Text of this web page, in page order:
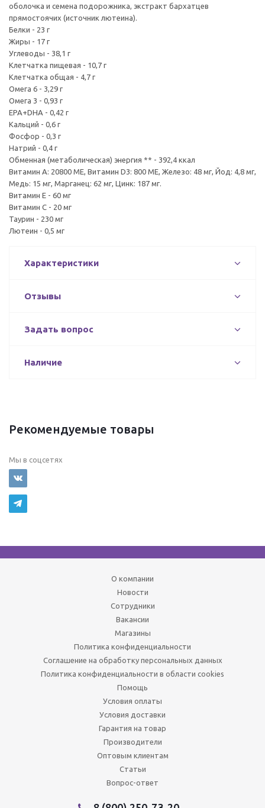
оболочка и семена подорожника, экстракт бархатцев
прямостоячих (источник лютеина).
Белки - 23 г
Жиры - 17 г
Углеводы - 38,1 г
Клетчатка пищевая - 10,7 г
Клетчатка общая - 4,7 г
Омега 6 - 3,29 г
Омега 3 - 0,93 г
EPA+DHA - 0,42 г
Кальций - 0,6 г
Фосфор - 0,3 г
Натрий - 0,4 г
Обменная (метаболическая) энергия ** - 392,4 ккал
Витамин А: 20800 МЕ, Витамин D3: 800 МЕ, Железо: 48 мг, Йод: 4,8 мг,
Медь: 15 мг, Марганец: 62 мг, Цинк: 187 мг.
Витамин Е - 60 мг
Витамин С - 20 мг
Таурин - 230 мг
Лютеин - 0,5 мг
Характеристики
Отзывы
Задать вопрос
Наличие
Рекомендуемые товары
Мы в соцсетях
О компании
Новости
Сотрудники
Вакансии
Магазины
Политика конфиденциальности
Соглашение на обработку персональных данных
Политика конфиденциальности в области cookies
Помощь
Условия оплаты
Условия доставки
Гарантия на товар
Производители
Оптовым клиентам
Статьи
Вопрос-ответ